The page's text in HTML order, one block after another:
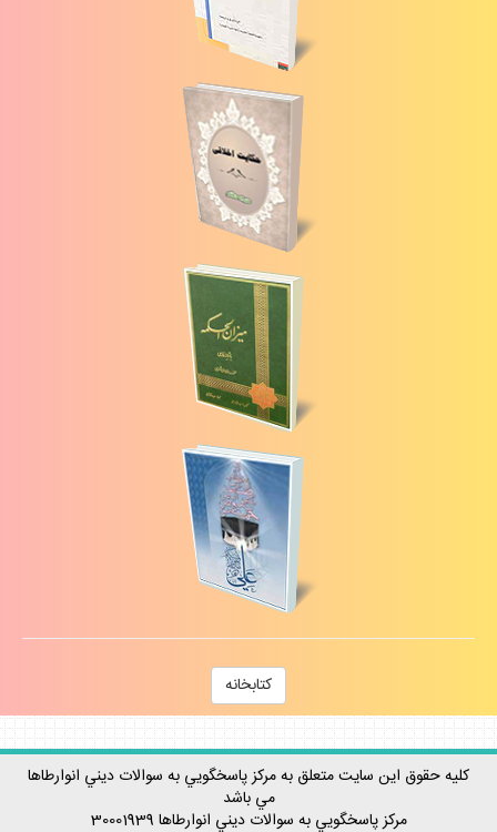
كتابخانه
كليه حقوق اين سايت متعلق به مركز پاسخگويي به سوالات ديني انوارطاها
مي باشد
مركز پاسخگويي به سوالات ديني انوارطاها 30001939